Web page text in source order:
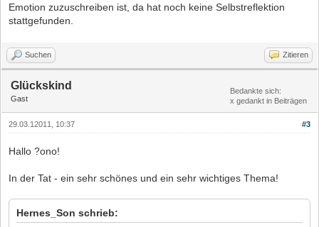
Emotion zuzuschreiben ist, da hat noch keine Selbstreflektion
stattgefunden.
Suchen Zitieren
Glückskind
Gast
Bedankte sich:
x gedankt in Beiträgen
#3
29.03.12011, 10:37
Hallo ?ono!
In der Tat - ein sehr schönes und ein sehr wichtiges Thema!
Hernes_Son schrieb: